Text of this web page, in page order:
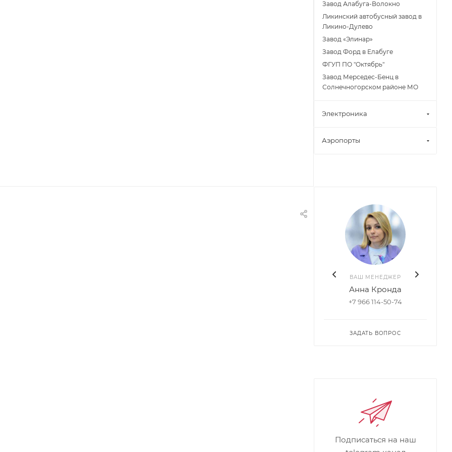
Завод Алабуга-Волокно
Ликинский автобусный завод в
Ликино-Дулево
Завод «Элинар»
Завод Форд в Елабуге
ФГУП ПО "Октябрь"
Завод Мерседес-Бенц в
Солнечногорском районе МО
Электроника
Аэропорты
ВАШ МЕНЕДЖЕР
Анна Кронда
+7 966 114-50-74
ЗАДАТЬ ВОПРОС
Подписаться на наш